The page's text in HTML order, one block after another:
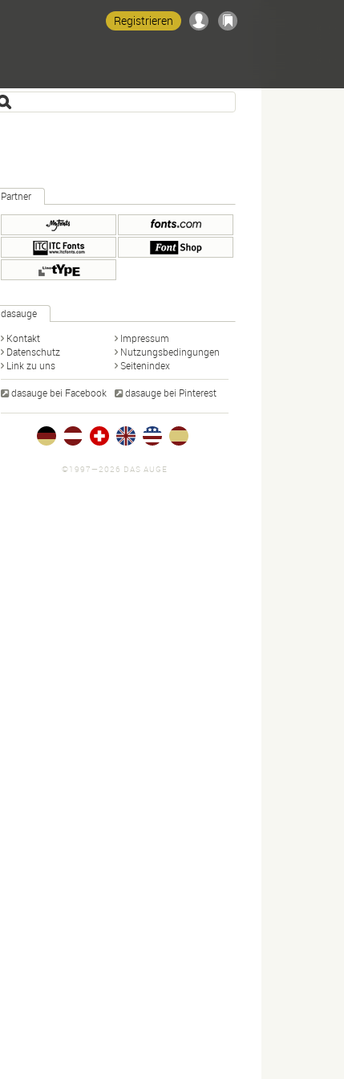
Registrieren
Partner
dasauge
Kontakt
Impressum
Datenschutz
Nutzungsbedingungen
Link zu uns
Seitenindex
dasauge bei Facebook dasauge bei Pinterest
©1997—2026 DAS AUGE